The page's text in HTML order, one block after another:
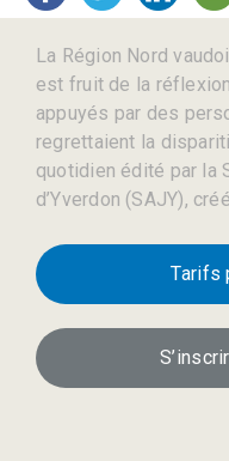
La Région Nord
est fruit de la
appuyés par des
regrettaient la
quotidien édité par la
d’Yverdon (SAJY),
Tarifs